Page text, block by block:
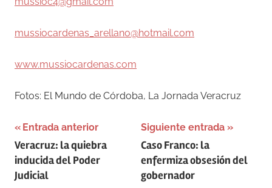
mussiocardenas_arellano@hotmail.com
www.mussiocardenas.com
Fotos: El Mundo de Córdoba, La Jornada Veracruz
Navegación
de
entradas
Entrada anterior
Veracruz: la quiebra
inducida del Poder
Judicial
Siguiente entrada
Caso Franco: la
enfermiza obsesión del
gobernador